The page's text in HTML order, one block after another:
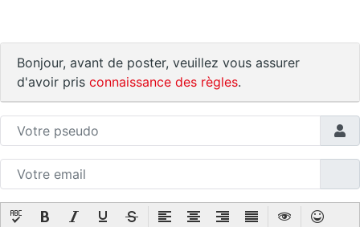
Bonjour, avant de poster, veuillez vous assurer
d'avoir pris connaissance des règles.